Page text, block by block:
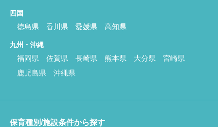
四国
徳島県 香川県 愛媛県 高知県
九州・沖縄
福岡県 佐賀県 長崎県 熊本県 大分県
宮崎県
鹿児島県
沖縄県
保育種別/施設条件から探す